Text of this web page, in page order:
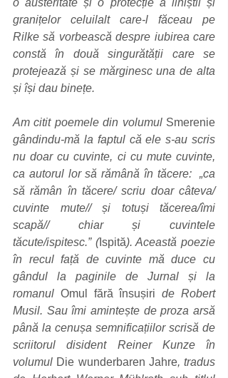
o austeritate și o protecție a liniștii și
granițelor celuilalt care-l făceau pe
Rilke să vorbească despre iubirea care
constă în două singurătății care se
protejează și se mărginesc una de alta
și își dau binețe.
Am citit poemele din volumul Smerenie
gândindu-mă la faptul că ele s-au scris
nu doar cu cuvinte, ci cu mute cuvinte,
ca autorul lor să rămână în tăcere:  „ca
să rămân în tăcere/ scriu doar câteva/
cuvinte mute// și totuși tăcerea/îmi
scapă// chiar și cuvintele
tăcute/ispitesc.” (Ispită). Această poezie
în recul față de cuvinte mă duce cu
gândul la paginile de Jurnal și la
romanul Omul fără însușiri de Robert
Musil. Sau îmi amintește de proza arsă
până la cenușa semnificațiilor scrisă de
scriitorul disident Reiner Kunze în
volumul Die wunderbaren Jahre, tradus